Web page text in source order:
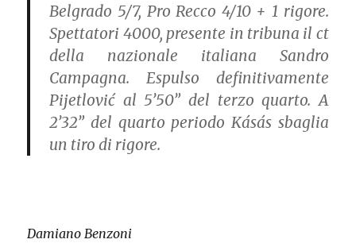
Belgrado 5/7, Pro Recco 4/10 + 1 rigore.
Spettatori 4000, presente in tribuna il ct
della nazionale italiana Sandro
Campagna. Espulso definitivamente
Pijetlović al 5’50” del terzo quarto. A
2’32” del quarto periodo Kásás sbaglia
un tiro di rigore.
Damiano Benzoni